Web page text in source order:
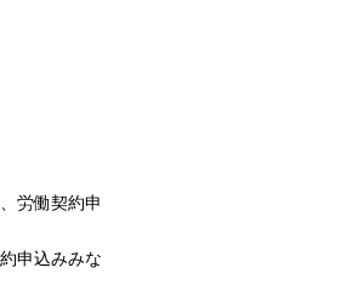
労働契約申
申込みみな